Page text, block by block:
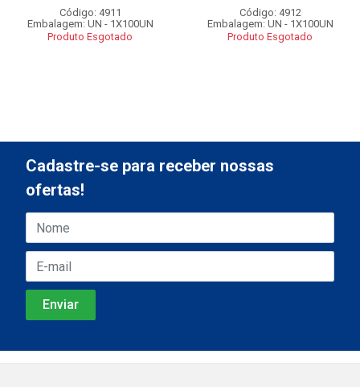
Código: 4911
Embalagem: UN - 1X100UN
Produto Esgotado
Código: 4912
Embalagem: UN - 1X100UN
Produto Esgotado
Cadastre-se para receber nossas
ofertas!